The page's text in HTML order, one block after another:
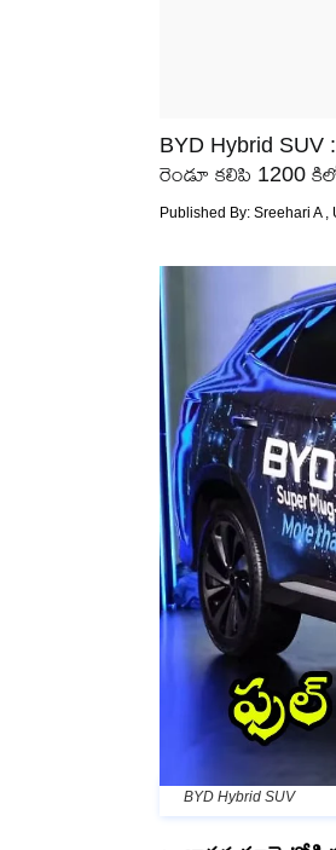
BYD Hybrid
రెండూ కలిపి 1200
Published By: Sreehari A
BYD Hybrid SUV